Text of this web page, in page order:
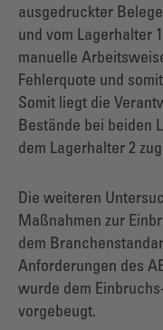
ausgedruckter
und vom Lagerhalter
manuelle
Fehlerquote und
Somit liegt die
Bestände bei beiden
dem Lagerhalter 2
Die weiteren
Maßnahmen zur
dem
Anforderungen des
wurde dem
vorgebeugt.